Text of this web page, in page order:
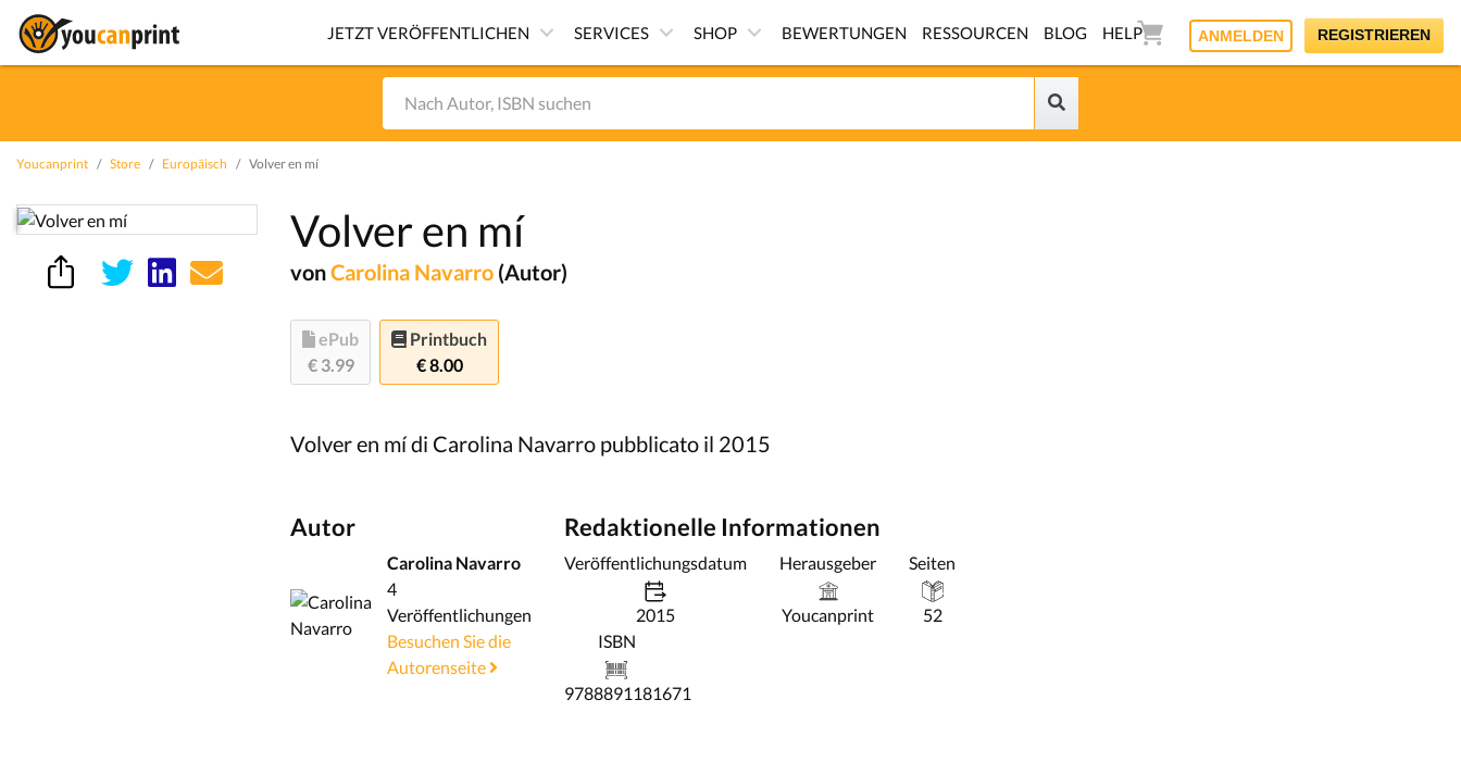
JETZT VERÖFFENTLICHEN SERVICES SHOP BEWERTUNGEN RESSOURCEN BLOG HELP ANMELDEN REGISTRIEREN
Youcanprint Store Europäisch Volver en mí
Volver en mí
vonCarolina Navarro (Autor)
ePub
€ 3.99
Printbuch
€ 8.00
Volver en mí di Carolina Navarro pubblicato il 2015
Autor
Carolina Navarro
4
Veröffentlichungen
Besuchen Sie die
Autorenseite
Redaktionelle Informationen
Veröffentlichungsdatum
2015
Herausgeber
Youcanprint
Seiten
52
ISBN
9788891181671